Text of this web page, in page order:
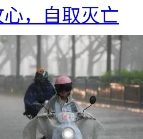
，自取灭亡